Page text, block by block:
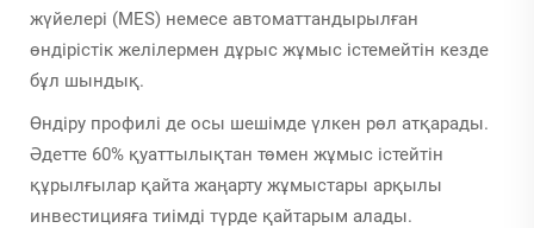
жүйелері (MES) немесе автоматтандырылған
өндірістік желілермен дұрыс жұмыс істемейтін кезде
бұл шындық.
Өндіру профилі де осы шешімде үлкен рөл атқарады.
Әдетте 60% қуаттылықтан төмен жұмыс істейтін
құрылғылар қайта жаңарту жұмыстары арқылы
инвестицияға тиімді түрде қайтарым алады.